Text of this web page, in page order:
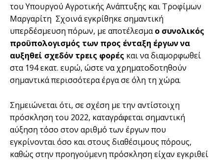
του Υπουργού Αγροτικής Ανάπτυξης και Τροφίμων
Μαργαρίτη Σχοινά εγκρίθηκε σημαντική
υπερδέσμευση πόρων, με αποτέλεσμαο συνολικός
προϋπολογισμός των προς ένταξη έργων να
αυξηθεί σχεδόν τρεις φορές και να διαμορφωθεί
στα 194 εκατ. ευρώ, ώστε να χρηματοδοτηθούν
σημαντικά περισσότερα έργα σε όλη τη χώρα.
Σημειώνεται ότι, σε σχέση με την αντίστοιχη
πρόσκληση του 2022, καταγράφεται σημαντική
αύξηση τόσο στον αριθμό των έργων που
εγκρίνονται όσο και στους διαθέσιμους πόρους,
καθώς στην προηγούμενη πρόσκληση είχαν εγκριθεί